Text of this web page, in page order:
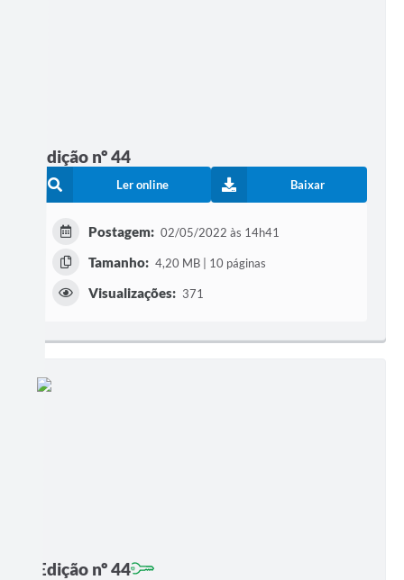
Edição nº 44
Ler online Baixar
Postagem: 02/05/2022 às 14h41
Tamanho: 4,20 MB | 10 páginas
Visualizações: 371
Edição nº 44